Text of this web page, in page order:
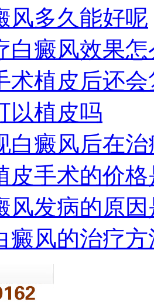
风多久能好呢
白癜风效果怎
术植皮后还
以植皮吗
白癜风后在
皮手术的价
风发病的原
癜风的治疗